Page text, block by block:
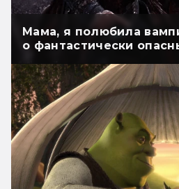
Мама, я полюбила
о фантастически